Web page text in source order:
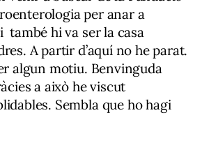
per anar a
també hi va ser la casa
A partir d’aquí no he parat.
algun motiu. Benvinguda
a això he viscut
Sembla que ho hagi